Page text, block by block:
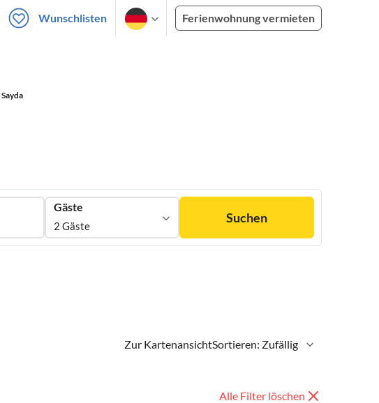
Wunschlisten Ferienwohnung vermieten
Sayda
Gäste
2 Gäste
Suchen
Zur KartenansichtSortieren: Zufällig
Alle Filter löschen